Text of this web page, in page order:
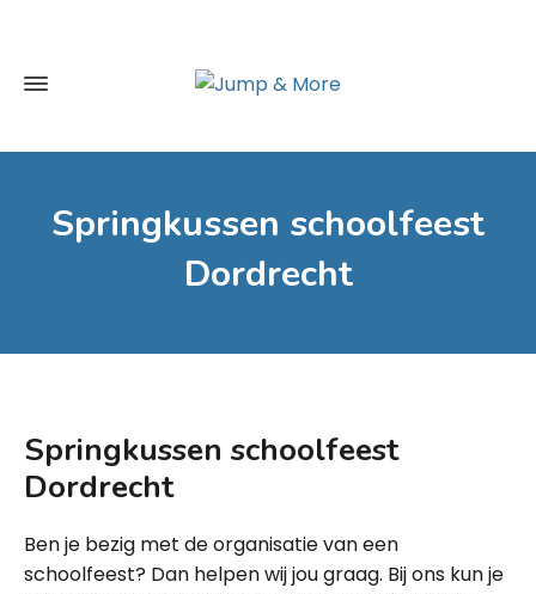
Springkussen schoolfeest
Dordrecht
Springkussen schoolfeest
Dordrecht
Ben je bezig met de organisatie van een
schoolfeest? Dan helpen wij jou graag. Bij ons kun je